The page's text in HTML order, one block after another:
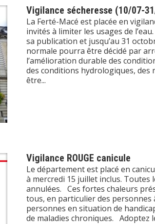
Vigilance sécheresse (10/07-
La Ferté-Macé est placée en
invités à limiter les usages de
sa publication et jusqu’au 31
normale pourra être décidé par
l’amélioration durable des
des conditions hydrologiques,
être...
Vigilance ROUGE canicule
Le département est placé en
à mercredi 15 juillet inclus.
annulées. Ces fortes chaleurs
tous, en particulier des personnes
personnes en situation de
de maladies chroniques. Adoptez